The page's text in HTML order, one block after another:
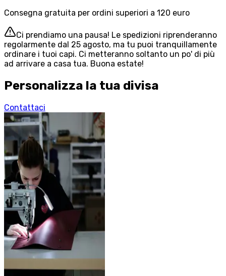
Consegna gratuita per ordini superiori a 120 euro
Ci prendiamo una pausa! Le spedizioni riprenderanno
regolarmente dal 25 agosto, ma tu puoi tranquillamente
ordinare i tuoi capi. Ci metteranno soltanto un po' di più
ad arrivare a casa tua. Buona estate!
Personalizza la tua divisa
Contattaci